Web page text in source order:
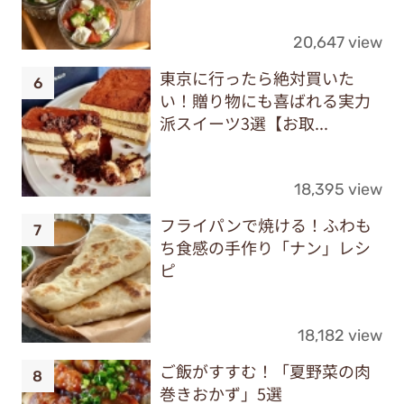
20,647 view
東京に行ったら絶対買いた
い！贈り物にも喜ばれる実力
派スイーツ3選【お取...
18,395 view
フライパンで焼ける！ふわも
ち食感の手作り「ナン」レシ
ピ
18,182 view
ご飯がすすむ！「夏野菜の肉
巻きおかず」5選